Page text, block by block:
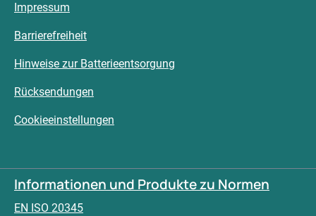
Impressum
Barrierefreiheit
Hinweise zur Batterieentsorgung
Rücksendungen
Cookieeinstellungen
Informationen und Produkte zu Normen
EN ISO 20345